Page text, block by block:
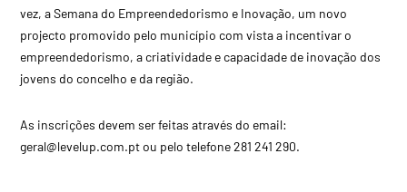
vez, a Semana do Empreendedorismo e Inovação, um novo
projecto promovido pelo município com vista a incentivar o
empreendedorismo, a criatividade e capacidade de inovação dos
jovens do concelho e da região.
As inscrições devem ser feitas através do email:
geral@levelup.com.ptou pelo telefone 281 241 290.